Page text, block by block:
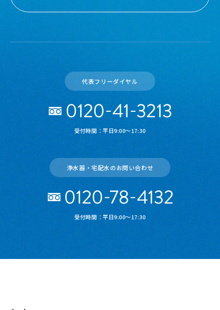
代表フリーダイヤル
受付時間：平日9:00～17:30
浄水器・宅配水のお問い合わせ
受付時間：平日9:00～17:30